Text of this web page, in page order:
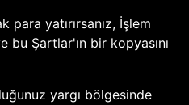
para yatırırsanız, İşlem
bu Şartlar'ın bir kopyasını
yargı bölgesinde